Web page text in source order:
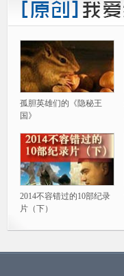
孤胆英雄们的《隐秘王
国》
2014不容错过的10部纪录
片（下）